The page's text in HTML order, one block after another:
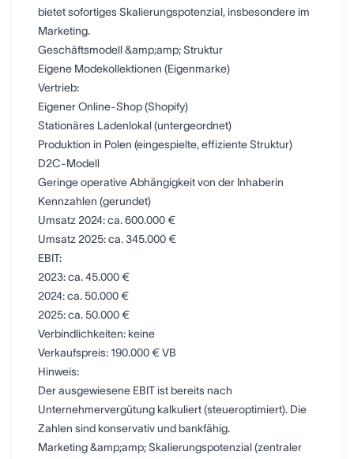
bietet sofortiges Skalierungspotenzial, insbesondere im
Marketing.
Geschäftsmodell &amp;amp; Struktur
Eigene Modekollektionen (Eigenmarke)
Vertrieb:
Eigener Online-Shop (Shopify)
Stationäres Ladenlokal (untergeordnet)
Produktion in Polen (eingespielte, effiziente Struktur)
D2C-Modell
Geringe operative Abhängigkeit von der Inhaberin
Kennzahlen (gerundet)
Umsatz 2024: ca. 600.000 €
Umsatz 2025: ca. 345.000 €
EBIT:
2023: ca. 45.000 €
2024: ca. 50.000 €
2025: ca. 50.000 €
Verbindlichkeiten: keine
Verkaufspreis: 190.000 € VB
Hinweis:
Der ausgewiesene EBIT ist bereits nach
Unternehmervergütung kalkuliert (steueroptimiert). Die
Zahlen sind konservativ und bankfähig.
Marketing &amp;amp; Skalierungspotenzial (zentraler